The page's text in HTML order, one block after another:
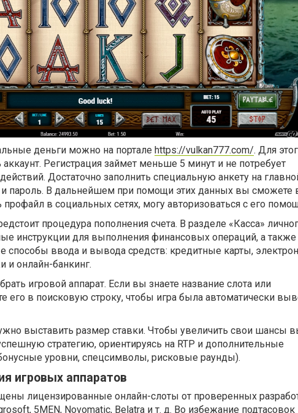
деньги можно на портале https://vulkan777.com/. Для
аккаунт. Регистрация займет меньше 5 минут и не потребует
Достаточно заполнить специальную анкету на
и пароль. В дальнейшем при помощи этих данных вы сможете
профайл в социальных сетях, могу авторизоваться с его
процедура пополнения счета. В разделе «Касса»
инструкции для выполнения финансовых операций, а также
способы ввода и вывода средств: кредитные карты,
и онлайн-банкинг.
игровой аппарат. Если вы знаете название слота или
его в поисковую строку, чтобы игра была автоматически
выставить размер ставки. Чтобы увеличить свои шансы
стратегию, ориентируясь на RTP и дополнительные
уровни, спецсимволы, рисковые раунды).
игровых аппаратов
лицензированные онлайн-слоты от проверенных
5MEN, Novomatic, Belatra и т. д. Во избежание подтасовок